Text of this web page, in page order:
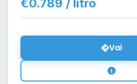
€0.789 / litro
Vai